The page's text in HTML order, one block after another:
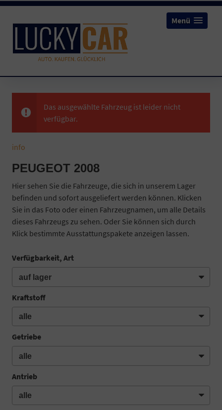
Menü
Das ausgewählte Fahrzeug ist leider nicht
verfügbar.
info
PEUGEOT 2008
Hier sehen Sie die Fahrzeuge, die sich in unserem Lager
befinden und sofort ausgeliefert werden können. Klicken
Sie in das Foto oder einen Fahrzeugnamen, um alle Details
dieses Fahrzeugs zu sehen. Oder Sie können sich durch
Klick bestimmte Ausstattungspakete anzeigen lassen.
Verfügbarkeit, Art
Kraftstoff
Getriebe
Antrieb